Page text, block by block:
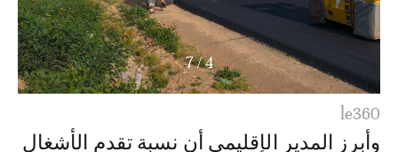
5
/
7
le360
وأبرز المدير الإقليمي أن نسبة تقدم الأشغال